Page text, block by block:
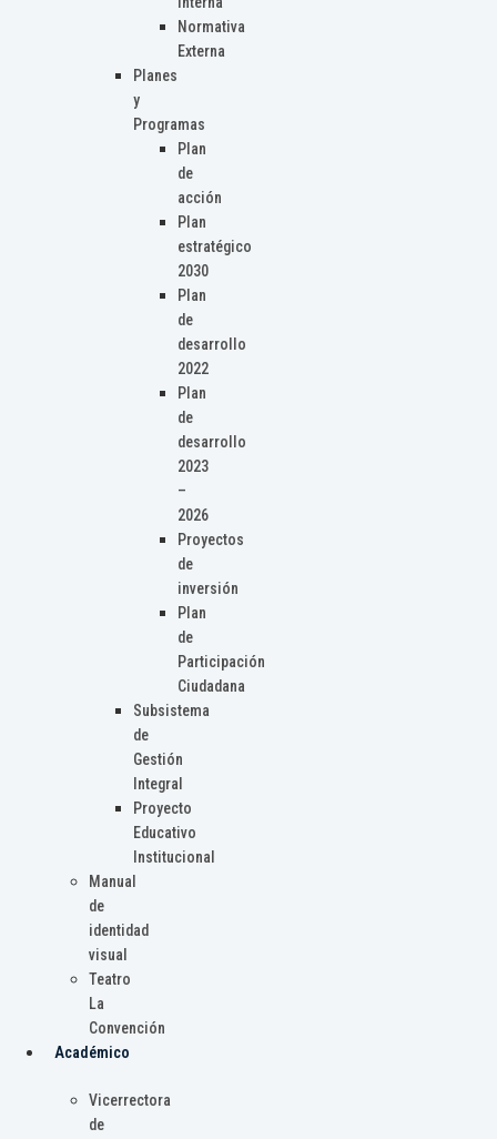
Normativa
Externa
Planes
y
Programas
Plan
de
acción
Plan
estratégico
2030
Plan
de
desarrollo
2022
Plan
de
desarrollo
2023
–
2026
Proyectos
de
inversión
Plan
de
Participación
Ciudadana
Subsistema
de
Gestión
Integral
Proyecto
Educativo
Institucional
Manual
de
identidad
visual
Teatro
La
Convención
Académico
Vicerrectora
de